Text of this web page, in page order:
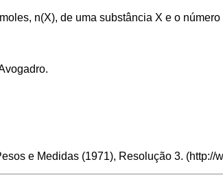
n(X), de uma substância X e o
e Medidas (1971), Resolução 3.